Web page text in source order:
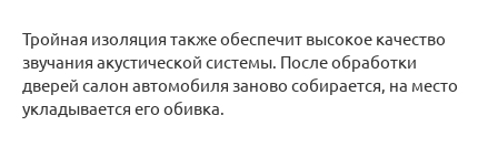
Тройная изоляция также обеспечит высокое качество
звучания акустической системы. После обработки
дверей салон автомобиля заново собирается, на место
укладывается его обивка.